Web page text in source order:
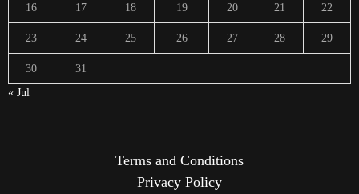
16 17 18 19 20 21 22
23 24 25 26 27 28 29
30
31
« Jul
Terms and Conditions
Privacy Policy